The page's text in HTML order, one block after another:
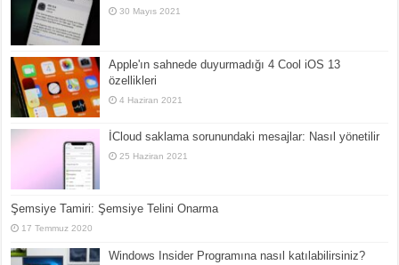
30 Mayıs 2021
Apple'ın sahnede duyurmadığı 4 Cool iOS 13
özellikleri
4 Haziran 2021
İCloud saklama sorunundaki mesajlar: Nasıl yönetilir
25 Haziran 2021
Şemsiye Tamiri: Şemsiye Telini Onarma
17 Temmuz 2020
Windows Insider Programına nasıl katılabilirsiniz?